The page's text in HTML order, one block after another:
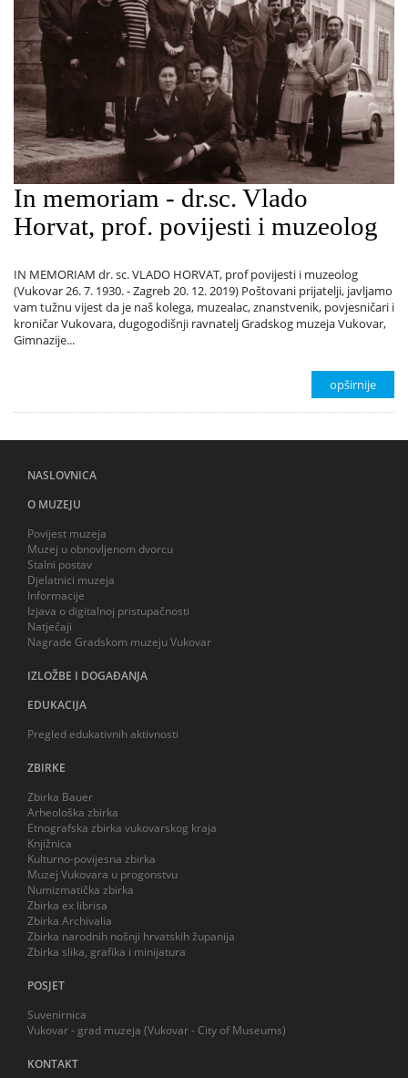
In memoriam - dr.sc. Vlado
Horvat, prof. povijesti i muzeolog
IN MEMORIAM dr. sc. VLADO HORVAT, prof povijesti i muzeolog
(Vukovar 26. 7. 1930. - Zagreb 20. 12. 2019) Poštovani prijatelji, javljamo
vam tužnu vijest da je naš kolega, muzealac, znanstvenik, povjesničari i
kroničar Vukovara, dugogodišnji ravnatelj Gradskog muzeja Vukovar,
Gimnazije...
opširnije
NASLOVNICA
O MUZEJU
Povijest muzeja
Muzej u obnovljenom dvorcu
Stalni postav
Djelatnici muzeja
Informacije
Izjava o digitalnoj pristupačnosti
Natječaji
Nagrade Gradskom muzeju Vukovar
IZLOŽBE I DOGAĐANJA
EDUKACIJA
Pregled edukativnih aktivnosti
ZBIRKE
Zbirka Bauer
Arheološka zbirka
Etnografska zbirka vukovarskog kraja
Knjižnica
Kulturno-povijesna zbirka
Muzej Vukovara u progonstvu
Numizmatička zbirka
Zbirka ex librisa
Zbirka Archivalia
Zbirka narodnih nošnji hrvatskih županija
Zbirka slika, grafika i minijatura
POSJET
Suvenirnica
Vukovar - grad muzeja (Vukovar - City of Museums)
KONTAKT